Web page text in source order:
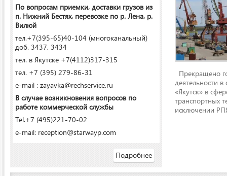
По вопросам приемки, доставки грузов из
п. Нижний Бестях, перевозке по р. Лена, р.
Вилюй
тел.+7(395-65)40-104 (многоканальный)
доб. 3437, 3434
тел. в Якутске +7(4112)317-315
тел. +7 (395) 279-86-31
e-mail : zayavka@rechservice.ru
В случае возникновения вопросов по
работе коммерческой службы
Tel.+7 (495)221-70-02
e-mail: reception@starwayp.com
Подробнее
Прекращено
деятельности
«Якутск» в
транспортных
исключении